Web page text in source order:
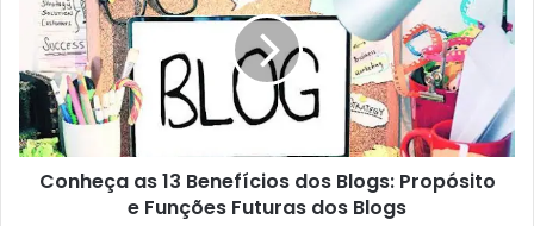
Benefícios
dos
Blogs:
Propósito
e
Funções
Futuras
Conheça as 13 Benefícios dos Blogs: Propósito
e Funções Futuras dos Blogs